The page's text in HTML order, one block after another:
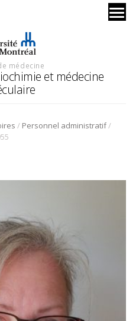
médecine
et médecine
/ Personnel administratif/